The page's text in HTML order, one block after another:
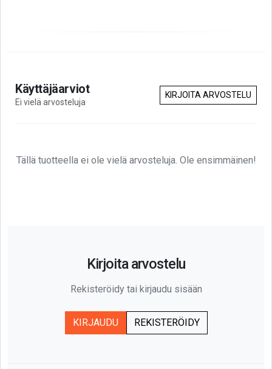
Käyttäjäarviot
Ei vielä arvosteluja
KIRJOITA ARVOSTELU
Tällä tuotteella ei ole vielä arvosteluja. Ole ensimmäinen!
Kirjoita arvostelu
Rekisteröidy tai kirjaudu sisään
KIRJAUDU REKISTERÖIDY